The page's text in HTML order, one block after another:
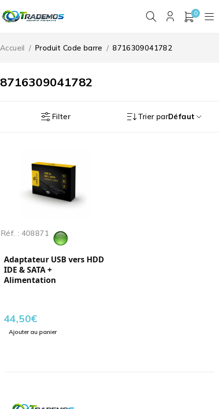
0
8716309041782
Accueil / Produit Code barre / 8716309041782
Filter Trier parDéfaut
Réf. : 408871
Adaptateur USB vers HDD
IDE & SATA +
Alimentation
44,50€
Ajouter au panier